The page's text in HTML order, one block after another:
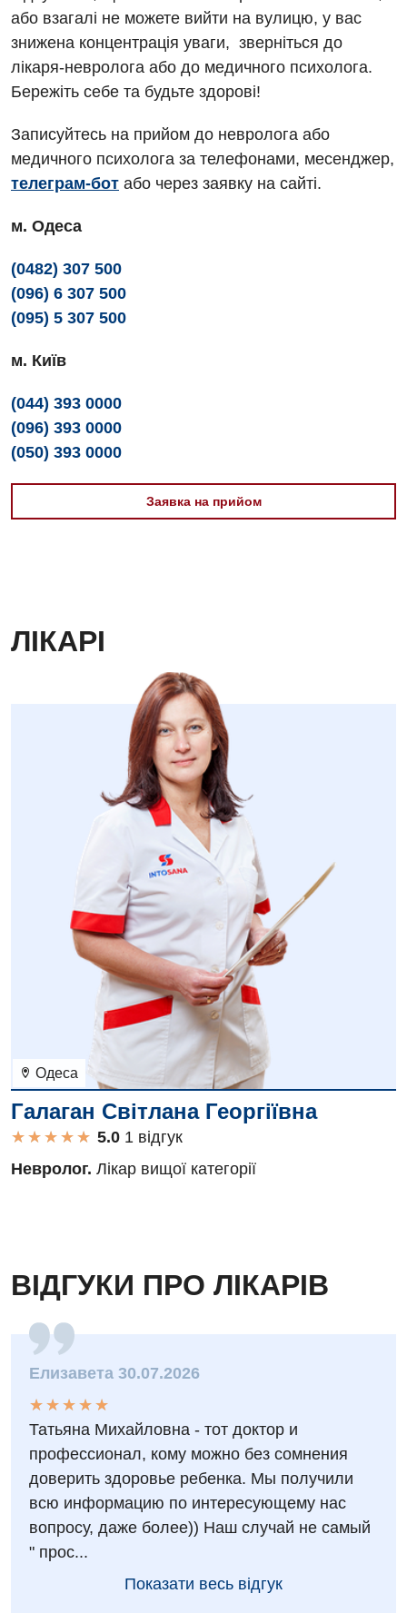
Педіатричне відділення
Проктологія
Судинна хірургія
Терапевтичне відділення
Терапія
Травматологія і ортопедія
Урологічне відділення
Урологія
Фізіотерапія
Хірургічне відділення
Для дітей
Дитяча алергологія
Дитяча ендокринологія
Дитяча неврологія
Дитяча ортопедія і травматологія
Дитяча оториноларингологія
Дитяча офтальмологія
Дитяча хірургія
Педіатрія
або взагалі не можете вийти на вулицю, у вас
знижена концентрація уваги, зверніться до
лікаря-невролога або до медичного психолога.
Бережіть себе та будьте здорові!
Записуйтесь на прийом до невролога або
медичного психолога за телефонами, месенджер,
телеграм-бот або через заявку на сайті.
м. Одеса
(0482) 307 500
(096) 6 307 500
(095) 5 307 500
м. Київ
(044) 393 0000
(096) 393 0000
(050) 393 0000
Заявка на прийом
ЛІКАРІ
Одеса
Галаган Світлана Георгіївна
★
★
★
★
★
★ ★ ★ ★ ★
1 вiдгук
Невролог. Лікар вищої категорії
ВІДГУКИ ПРО ЛІКАРІВ
Елизавета 30.07.2026
★
★
★
★
★
★ ★ ★ ★ ★
Татьяна Михайловна - тот доктор и
профессионал, кому можно без сомнения
доверить здоровье ребенка. Мы получили
всю информацию по интересующему нас
вопросу, даже более)) Наш случай не самый
" прос...
Показати весь відгук